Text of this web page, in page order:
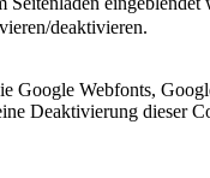
deaktivieren.
Google Webfonts,
Deaktivierung dieser